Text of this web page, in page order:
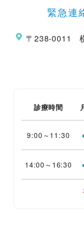
緊急連
〒238-0011
診療時間
9:00～11:30
14:00～16:30